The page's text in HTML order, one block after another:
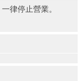
律停止營業。